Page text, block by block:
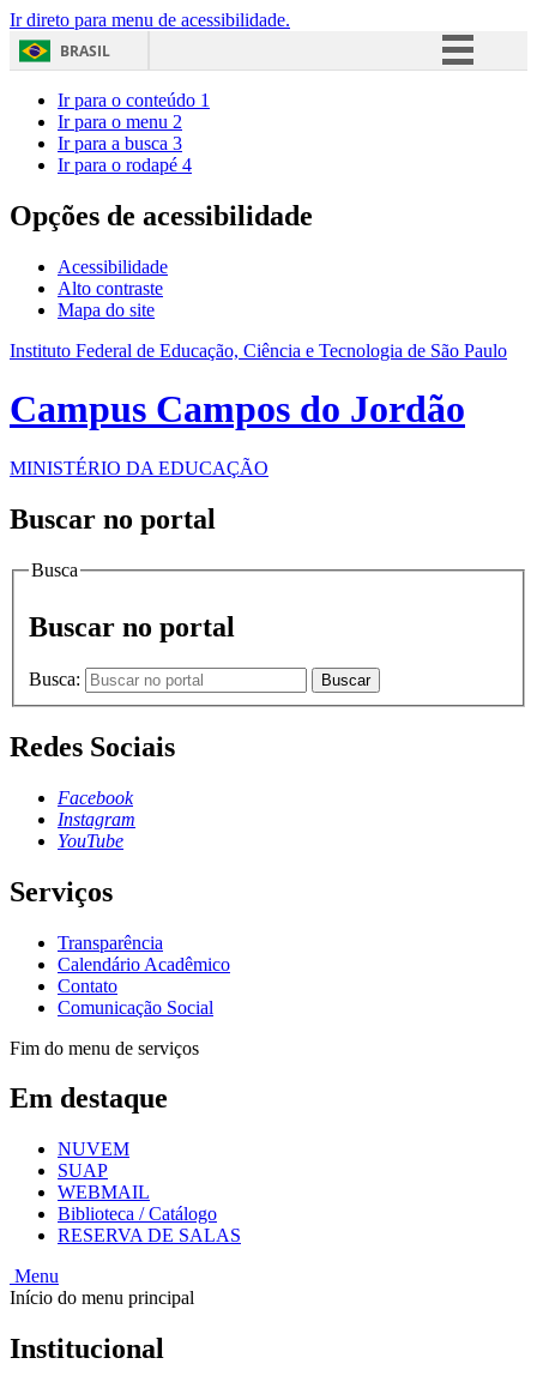
Ir direto para menu de acessibilidade.
BRASIL
Acesso à informação
Ir para o conteúdo 1
Ir para o menu 2
Ir para a busca 3
Ir para o rodapé 4
Opções de acessibilidade
Acessibilidade
Alto contraste
Mapa do site
Instituto Federal de Educação, Ciência e Tecnologia de São Paulo
Campus Campos do Jordão
MINISTÉRIO DA EDUCAÇÃO
Buscar no portal
Busca
Buscar no portal
Busca: Buscar
Redes Sociais
Facebook
Instagram
YouTube
Serviços
Transparência
Calendário Acadêmico
Contato
Comunicação Social
Fim do menu de serviços
Em destaque
NUVEM
SUAP
WEBMAIL
Biblioteca / Catálogo
RESERVA DE SALAS
Menu
Início do menu principal
Institucional